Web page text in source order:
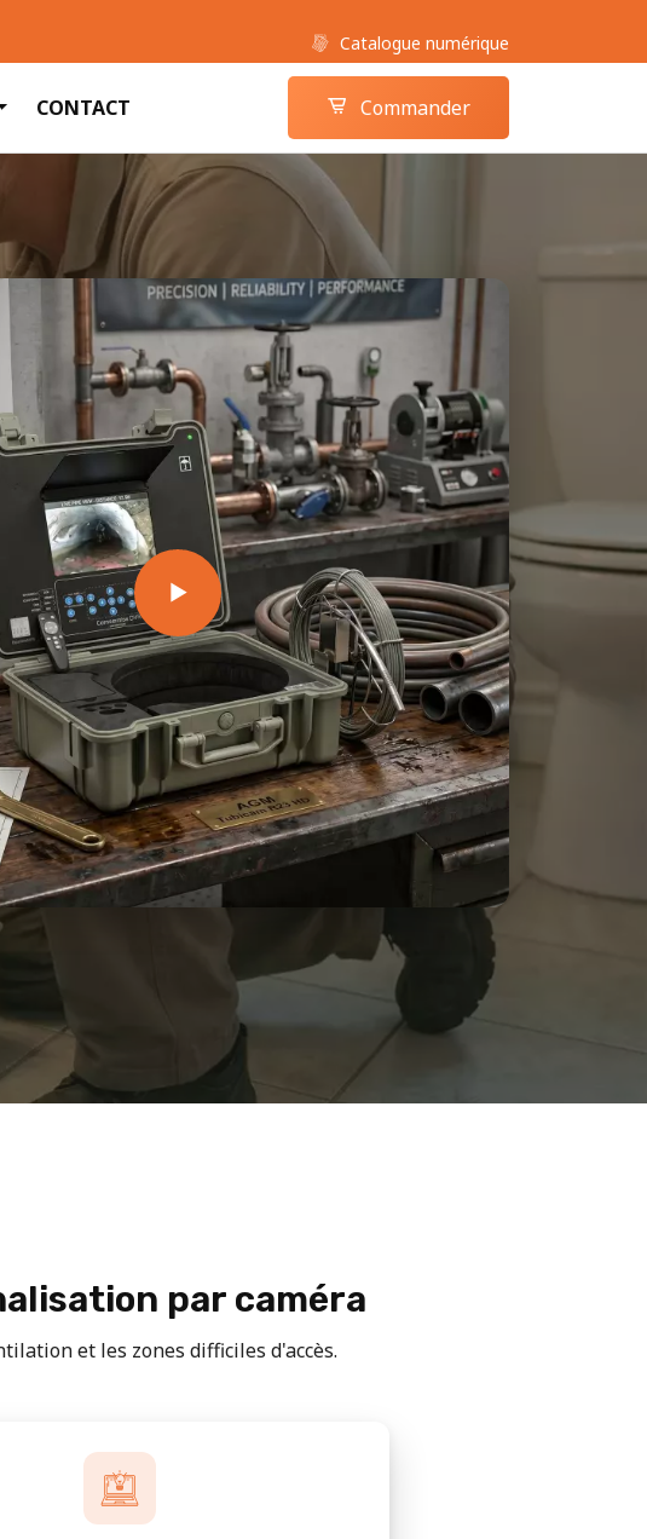
Catalogue numérique
Boutique camera-inspection.com
Panier
CONTACT Commander
par caméra
et les zones difficiles d'accès.